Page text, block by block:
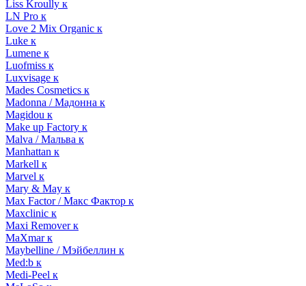
Liss Kroully к
LN Pro к
Love 2 Mix Organic к
Luke к
Lumene к
Luofmiss к
Luxvisage к
Mades Cosmetics к
Madonna / Мадонна к
Magidou к
Make up Factory к
Malva / Мальва к
Manhattan к
Markell к
Marvel к
Mary & May к
Max Factor / Макс Фактор к
Maxclinic к
Maxi Remover к
MaXmar к
Maybelline / Мэйбеллин к
Med:b к
Medi-Peel к